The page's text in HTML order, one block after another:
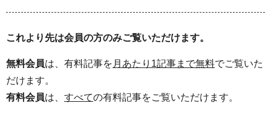
これより先は会員の方のみご覧いただけます。
無料会員は、有料記事を 月あたり1記事まで無料でご覧いた
だけます。
有料会員は、 すべての有料記事をご覧いただけます。